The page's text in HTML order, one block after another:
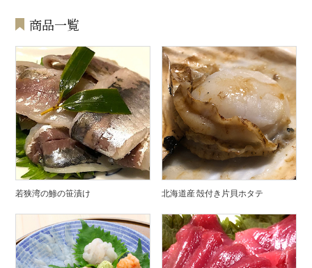
商品一覧
若狭湾の鯵の笹漬け 北海道産 殻付き片貝ホタテ